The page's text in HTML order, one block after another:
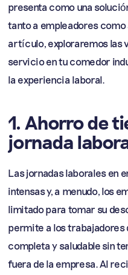
presenta como una
tanto a empleadores
artículo, exploraremos las
servicio en tu comedor
la experiencia laboral.
1. Ahorro de
jornada
Las jornadas laborales en
intensas y, a menudo, los
limitado para tomar su
permite a los trabajadores
completa y saludable sin
fuera de la empresa. Al